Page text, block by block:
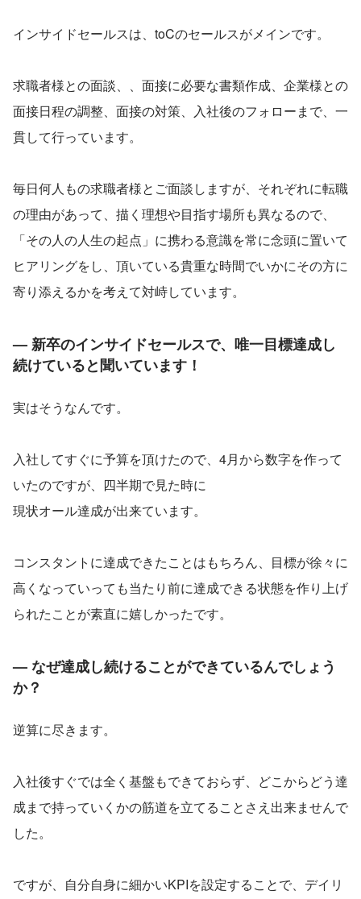
インサイドセールスは、toCのセールスがメインです。
求職者様との面談、、面接に必要な書類作成、企業様との
面接日程の調整、面接の対策、入社後のフォローまで、一
貫して行っています。
毎日何人もの求職者様とご面談しますが、それぞれに転職
の理由があって、描く理想や目指す場所も異なるので、
「その人の人生の起点」に携わる意識を常に念頭に置いて
ヒアリングをし、頂いている貴重な時間でいかにその方に
寄り添えるかを考えて対峙しています。
— 新卒のインサイドセールスで、唯一目標達成し
続けていると聞いています！
実はそうなんです。
入社してすぐに予算を頂けたので、4月から数字を作って
いたのですが、四半期で見た時に
現状オール達成が出来ています。
コンスタントに達成できたことはもちろん、目標が徐々に
高くなっていっても当たり前に達成できる状態を作り上げ
られたことが素直に嬉しかったです。
— なぜ達成し続けることができているんでしょう
か？
逆算に尽きます。
入社後すぐでは全く基盤もできておらず、どこからどう達
成まで持っていくかの筋道を立てることさえ出来ませんで
した。
ですが、自分自身に細かいKPIを設定することで、デイリ